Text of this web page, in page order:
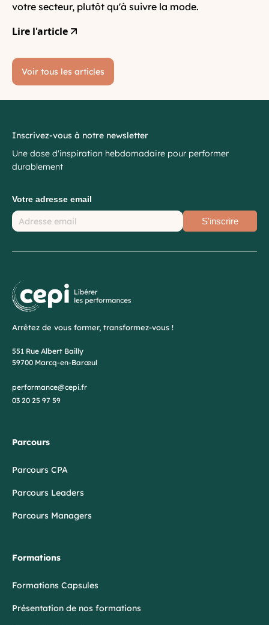
votre secteur, plutôt qu'à suivre la mode.
Lire l'article
Voir tous les articles
Inscrivez-vous à notre newsletter
Une dose d'inspiration hebdomadaire pour performer
durablement
Votre adresse email
S'inscrire
Arrêtez de vous former, transformez-vous !
551 Rue Albert Bailly
59700 Marcq-en-Barœul
performance@cepi.fr
03 20 25 97 59
Parcours
Parcours CPA
Parcours Leaders
Parcours Managers
Formations
Formations Capsules
Présentation de nos formations